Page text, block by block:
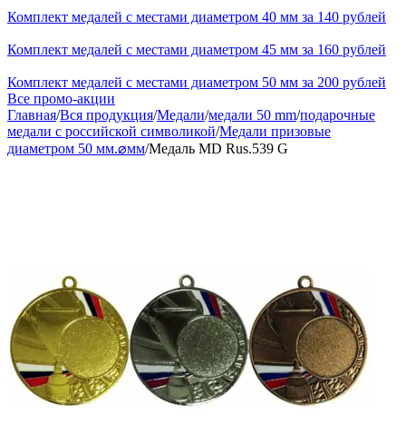
Комплект медалей с местами диаметром 40 мм за 140 рублей
Комплект медалей с местами диаметром 45 мм за 160 рублей
Комплект медалей с местами диаметром 50 мм за 200 рублей
Все промо-акции
Главная/Вся продукция/Медали/медали 50 mm/подарочные
медали с российской символикой/Медали призовые
диаметром 50 мм.⌀мм/Медаль MD Rus.539 G